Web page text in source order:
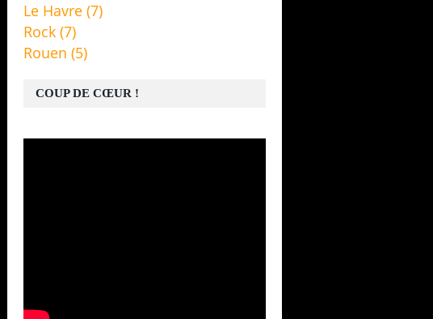
Le Havre (7)
Rock (7)
Rouen (5)
COUP DE CŒUR !